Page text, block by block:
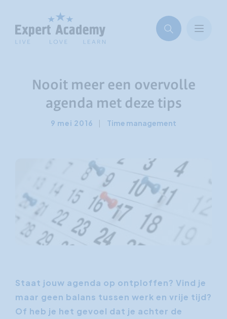
Nooit meer een overvolle
agenda met deze tips
9 mei 2016 | Time management
Staat jouw agenda op ontploffen? Vind je
maar geen balans tussen werk en vrije tijd?
Of heb je het gevoel dat je achter de